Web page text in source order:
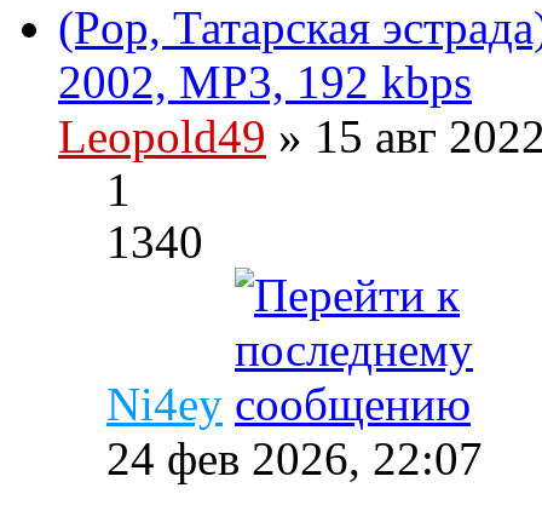
(Pop, Татарская
2002, MP3, 192 kbps
Leopold49 » 15 авг
1
1340
Ni4ey
24 фев 2026, 22:07